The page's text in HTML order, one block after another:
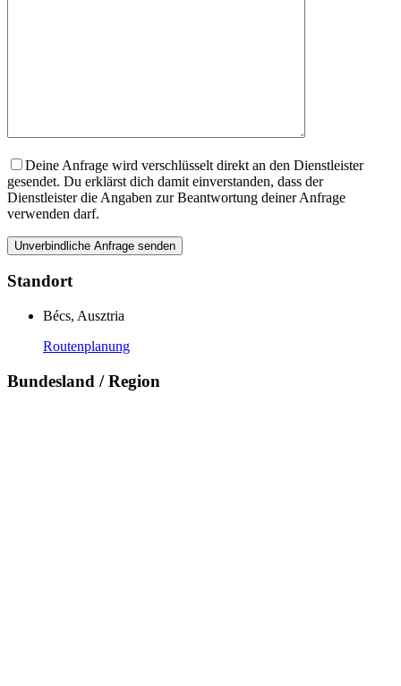
Deine Anfrage wird verschlüsselt direkt an den Dienstleister
gesendet. Du erklärst dich damit einverstanden, dass der
Dienstleister die Angaben zur Beantwortung deiner Anfrage
verwenden darf.
Standort
Bécs, Ausztria
Routenplanung
Bundesland / Region